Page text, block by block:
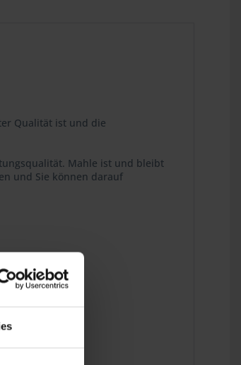
Qualität ist und die
Mahle ist und bleibt
und Sie können darauf